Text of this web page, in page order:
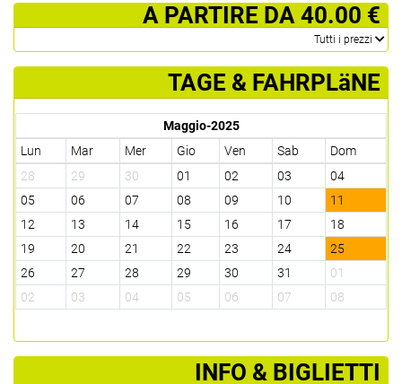
­ A PARTIRE DA 40.00 €
­Tutti i prezzi
TAGE & FAHRPLäNE
Maggio-2025
Lun
Mar Mer Gio Ven Sab
Dom
28
29 30 01 02 03
04
05
06 07 08 09 10
11
12
13 14 15 16 17
18
19
20 21 22 23 24
25
26
27 28 29 30 31
01
02
03 04 05 06 07 08
­INFO & BIGLIETTI